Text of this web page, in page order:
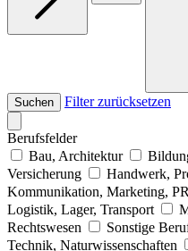
Suchen Filter zurücksetzen
Berufsfelder
Bau, Architektur
Versicherung
Handwerk,
Kommunikation, Marketing, PR
Logistik, Lager, Transport
Rechtswesen
Sonstige
Technik, Naturwissenschaften